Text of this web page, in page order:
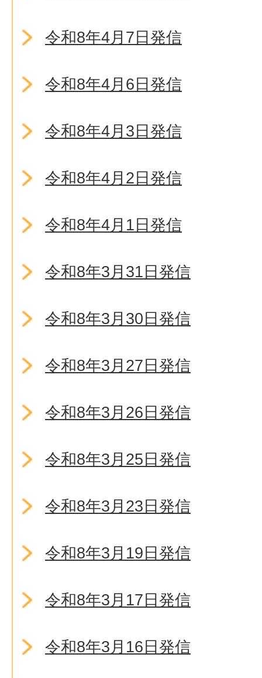
令和8年4月7日発信
令和8年4月6日発信
令和8年4月3日発信
令和8年4月2日発信
令和8年4月1日発信
令和8年3月31日発信
令和8年3月30日発信
令和8年3月27日発信
令和8年3月26日発信
令和8年3月25日発信
令和8年3月23日発信
令和8年3月19日発信
令和8年3月17日発信
令和8年3月16日発信